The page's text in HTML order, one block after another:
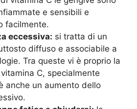
e sensibili e
facilmente.
eccessiva: si tratta di un
diffuso e associabile a
Tra queste vi è proprio la
C, specialmente
anche un aumento dello